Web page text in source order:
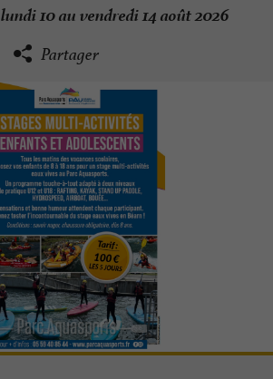
lundi 10 au vendredi 14 août 2026
Partager